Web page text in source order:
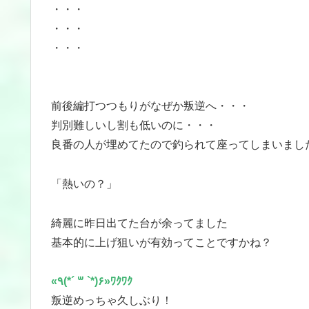
・・・
・・・
・・・
前後編打つつもりがなぜか叛逆へ・・・
判別難しいし割も低いのに・・・
良番の人が埋めてたので釣られて座ってしまいまし
「熱いの？」
綺麗に昨日出てた台が余ってました
基本的に上げ狙いが有効ってことですかね？
«٩(*´ ꒳ `*)۶»ﾜｸﾜｸ
叛逆めっちゃ久しぶり！